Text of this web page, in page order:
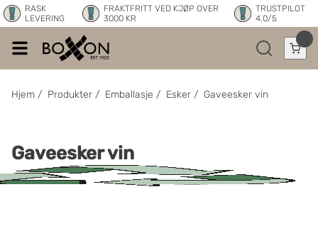
RASK
LEVERING
FRAKTFRITT VED KJØP OVER
3000 KR
TRUSTPILOT
4.0/5
Hjem / Produkter / Emballasje / Esker / Gaveesker vin
Gaveesker vin